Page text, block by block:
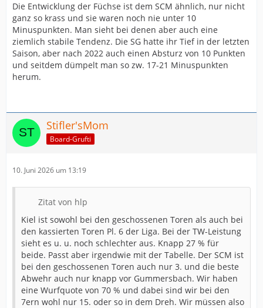
Die Entwicklung der Füchse ist dem SCM ähnlich, nur nicht
ganz so krass und sie waren noch nie unter 10
Minuspunkten. Man sieht bei denen aber auch eine
ziemlich stabile Tendenz. Die SG hatte ihr Tief in der letzten
Saison, aber nach 2022 auch einen Absturz von 10 Punkten
und seitdem dümpelt man so zw. 17-21 Minuspunkten
herum.
Stifler'sMom
Board-Grufti
10. Juni 2026 um 13:19
Zitat von hlp
Kiel ist sowohl bei den geschossenen Toren als auch bei
den kassierten Toren Pl. 6 der Liga. Bei der TW-Leistung
sieht es u. u. noch schlechter aus. Knapp 27 % für
beide. Passt aber irgendwie mit der Tabelle. Der SCM ist
bei den geschossenen Toren auch nur 3. und die beste
Abwehr auch nur knapp vor Gummersbach. Wir haben
eine Wurfquote von 70 % und dabei sind wir bei den
7ern wohl nur 15. oder so in dem Dreh. Wir müssen also